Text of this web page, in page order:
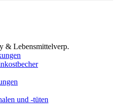
& Lebensmittelverp.
und -tüten